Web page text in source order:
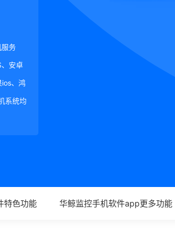
务
安卓
、鸿
系统均
特色功能 华鲸监控手机软件app更多功能